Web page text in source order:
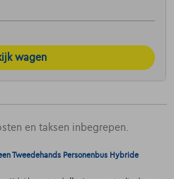
wagen
en taksen inbegrepen.
Tweedehands Personenbus Hybride